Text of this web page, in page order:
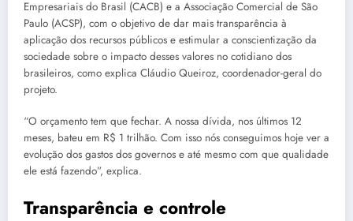
Empresariais do Brasil (CACB) e a Associação Comercial de São
Paulo (ACSP), com o objetivo de dar mais transparência à
aplicação dos recursos públicos e estimular a conscientização da
sociedade sobre o impacto desses valores no cotidiano dos
brasileiros, como explica Cláudio Queiroz, coordenador-geral do
projeto.
“O orçamento tem que fechar. A nossa dívida, nos últimos 12
meses, bateu em R$ 1 trilhão. Com isso nós conseguimos hoje ver a
evolução dos gastos dos governos e até mesmo com que qualidade
ele está fazendo”, explica.
Transparência e controle